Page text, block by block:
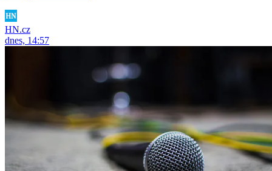
HN.cz
dnes, 14:57